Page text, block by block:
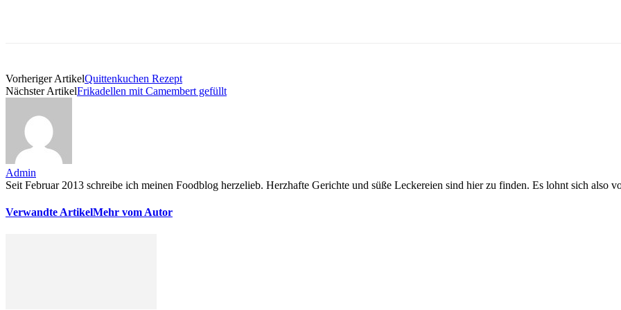
Vorheriger ArtikelQuittenkuchen Rezept
Nächster ArtikelFrikadellen mit Camembert gefüllt
Admin
Seit Februar 2013 schreibe ich meinen Foodblog herzelieb. Herzhafte Gerichte und süße Leckereien sind hier zu finden. Es lohnt sich also
Verwandte ArtikelMehr vom Autor